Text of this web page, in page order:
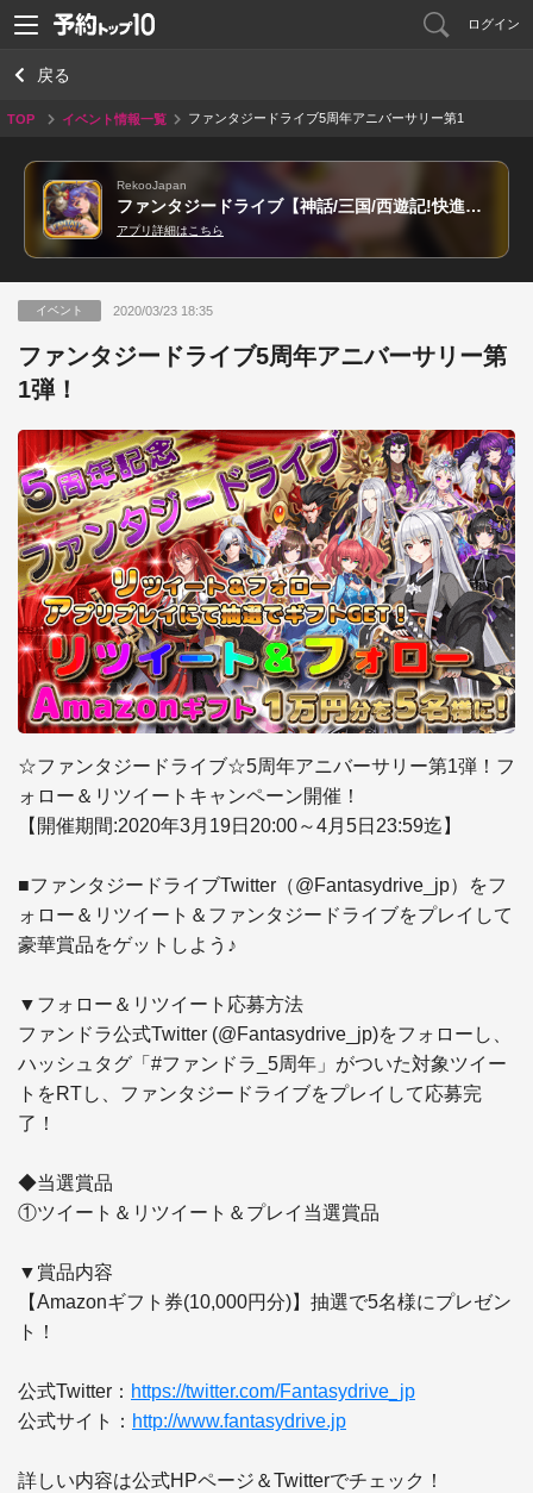
ログイン
戻る
TOP イベント情報一覧
ファンタジードライブ5周年アニバーサリー第1
RekooJapan
ファンタジードライブ【神話/三国/西遊記!快進撃本格RPG!】
アプリ詳細はこちら
イベント 2020/03/23 18:35
ファンタジードライブ5周年アニバーサリー第
1弾！
☆ファンタジードライブ☆5周年アニバーサリー第1弾！フ
ォロー＆リツイートキャンペーン開催！
【開催期間:2020年3月19日20:00～4月5日23:59迄】
■ファンタジードライブTwitter（@Fantasydrive_jp）をフ
ォロー＆リツイート＆ファンタジードライブをプレイして
豪華賞品をゲットしよう♪
▼フォロー＆リツイート応募方法
ファンドラ公式Twitter (@Fantasydrive_jp)をフォローし、
ハッシュタグ「#ファンドラ_5周年」がついた対象ツイー
トをRTし、ファンタジードライブをプレイして応募完
了！
◆当選賞品
①ツイート＆リツイート＆プレイ当選賞品
▼賞品内容
【Amazonギフト券(10,000円分)】抽選で5名様にプレゼン
ト！
公式Twitter： https://twitter.com/Fantasydrive_jp
公式サイト： http://www.fantasydrive.jp
詳しい内容は公式HPページ＆Twitterでチェック！